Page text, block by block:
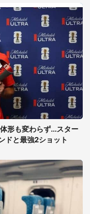
形も変わらず...スター
ドと最強2ショット